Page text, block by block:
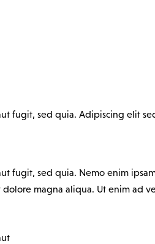
fugit, sed quia. Adipiscing elit
fugit, sed quia. Nemo enim
magna aliqua. Ut enim ad